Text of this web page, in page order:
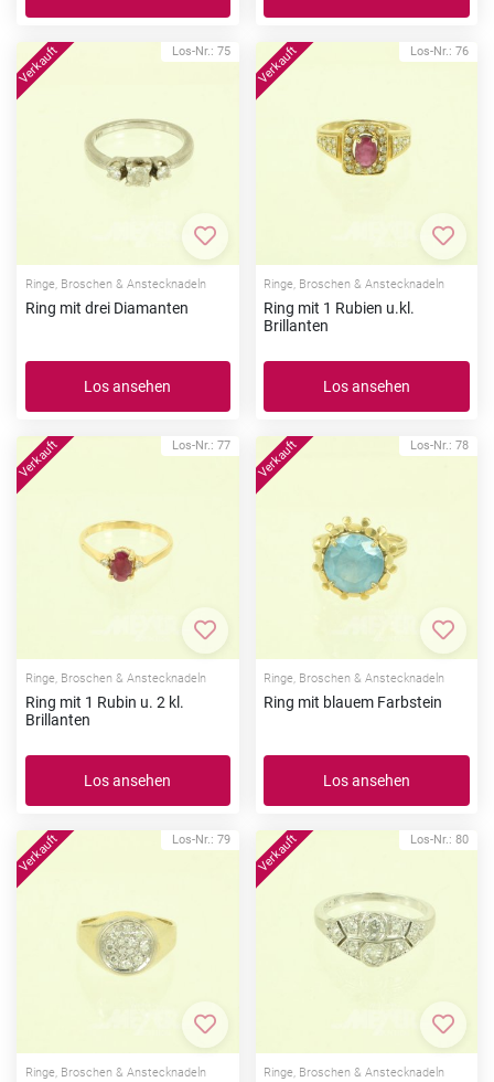
Los-Nr.: 75
Zur Merkliste hinzufügen
Ringe, Broschen & Anstecknadeln
Ring mit drei Diamanten
Los ansehen
Los-Nr.: 76
Zur
Ringe, Broschen & Anstecknadeln
Ring mit 1 Rubien u.kl.
Brillanten
Los ansehen
Los-Nr.: 77
Zur Merkliste hinzufügen
Ringe, Broschen & Anstecknadeln
Ring mit 1 Rubin u. 2 kl.
Brillanten
Los ansehen
Los-Nr.: 78
Zur
Ringe, Broschen & Anstecknadeln
Ring mit blauem Farbstein
Los ansehen
Los-Nr.: 79
Zur Merkliste hinzufügen
Ringe, Broschen & Anstecknadeln
Los-Nr.: 80
Zur
Ringe, Broschen & Anstecknadeln